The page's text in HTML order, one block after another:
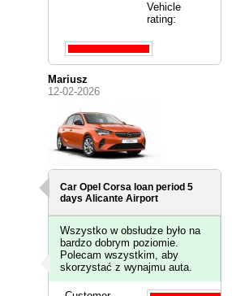
Vehicle
rating:
Mariusz
12-02-2026
Car Opel Corsa loan period 5
daysAlicante Airport
Wszystko w obsłudze było na
bardzo dobrym poziomie.
Polecam wszystkim, aby
skorzystać z wynajmu auta.